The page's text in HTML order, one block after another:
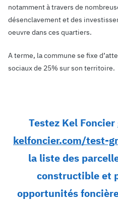
notamment à travers de
désenclavement et des
oeuvre dans ces quartiers.
A terme, la commune se fixe
sociaux de 25% sur son territoire.
Testez Kel
kelfoncier.com/test-
la liste des
constructible et
opportunités